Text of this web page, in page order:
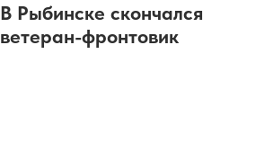
В Рыбинске скончался
ветеран-фронтовик